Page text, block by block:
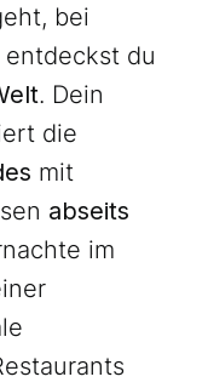
bei
entdeckst du
. Dein
die
mit
abseits
im